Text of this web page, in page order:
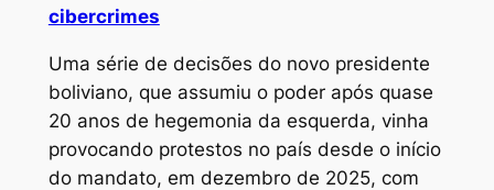
cibercrimes
Uma série de decisões do novo presidente
boliviano, que assumiu o poder após quase
20 anos de hegemonia da esquerda, vinha
provocando protestos no país desde o início
do mandato, em dezembro de 2025, com